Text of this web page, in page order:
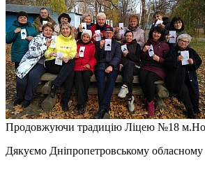
Продовжуючи традицію Ліцею №18
Дякуємо Дніпропетровському обласному